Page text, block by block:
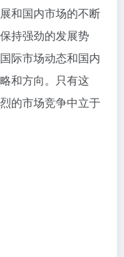
和国内市场的不断
持强劲的发展势
际市场动态和国内
和方向。只有这
的市场竞争中立于